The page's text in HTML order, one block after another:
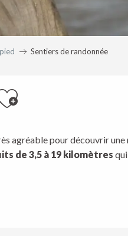
Sentiers de randonnée
aux
agréable pour découvrir
de 3,5 à 19 kilomètres